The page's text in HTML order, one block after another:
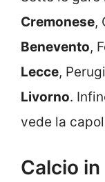
Cremonese,
Benevento,
Lecce,
Livorno.
vede la
Calcio in